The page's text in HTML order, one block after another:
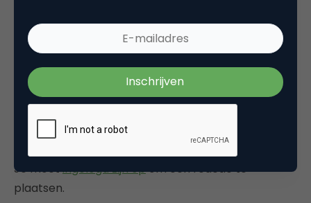
Categorie
Plaats reactie
Je moetingelogd zijn opom een reactie te
plaatsen.